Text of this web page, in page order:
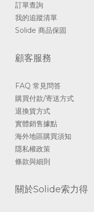
訂單查詢
我的追蹤清單
Solide 商品保固
顧客服務
FAQ 常見問答
購買付款/寄送方式
退換貨方式
實體銷售據點
海外地區購買須知
隱私權政策
條款與細則
關於Solide索力得